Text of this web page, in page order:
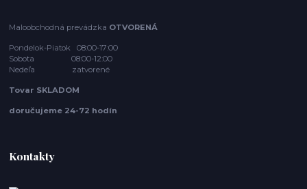
Maloobchodná prevádzka OTVORENÁ
Pondelok-Piatok 08:00-17:00
Sobota 08:00-12:00
Nedeľa zatvorené
Tovar SKLADOM
doručujeme 24-72 hodín
Kontakty